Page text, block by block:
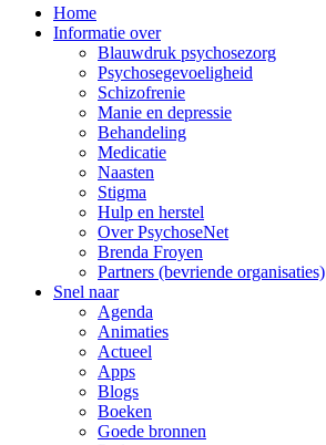
Main
Navigation
Home
Informatie over
Blauwdruk psychosezorg
Psychosegevoeligheid
Schizofrenie
Manie en depressie
Behandeling
Medicatie
Naasten
Stigma
Hulp en herstel
Over PsychoseNet
Brenda Froyen
Partners (bevriende organisaties)
Snel naar
Agenda
Animaties
Actueel
Apps
Blogs
Boeken
Goede bronnen